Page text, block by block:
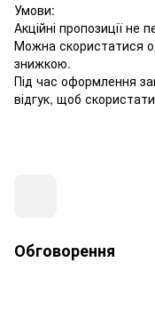
Умови:
Акційні пропозиції не
Можна скористатися
знижкою.
Під час оформлення
відгук, щоб
Обговорення